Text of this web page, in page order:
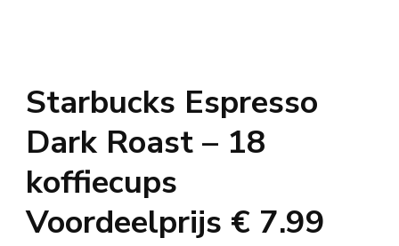
Starbucks Espresso
Dark Roast – 18
koffiecups
Voordeelprijs € 7.99